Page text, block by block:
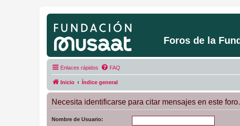
Foros de la
Enlaces rápidos FAQ
Inicio Índice general
Necesita identificarse para citar mensajes en este foro.
Nombre de Usuario: